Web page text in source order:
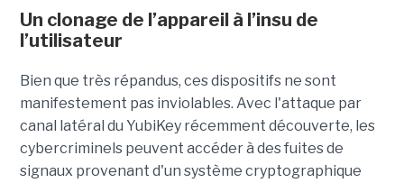
Un clonage de l’appareil à l’insu de
l’utilisateur
Bien que très répandus, ces dispositifs ne sont
manifestement pas inviolables. Avec l'attaque par
canal latéral du YubiKey récemment découverte, les
cybercriminels peuvent accéder à des fuites de
signaux provenant d'un système cryptographique